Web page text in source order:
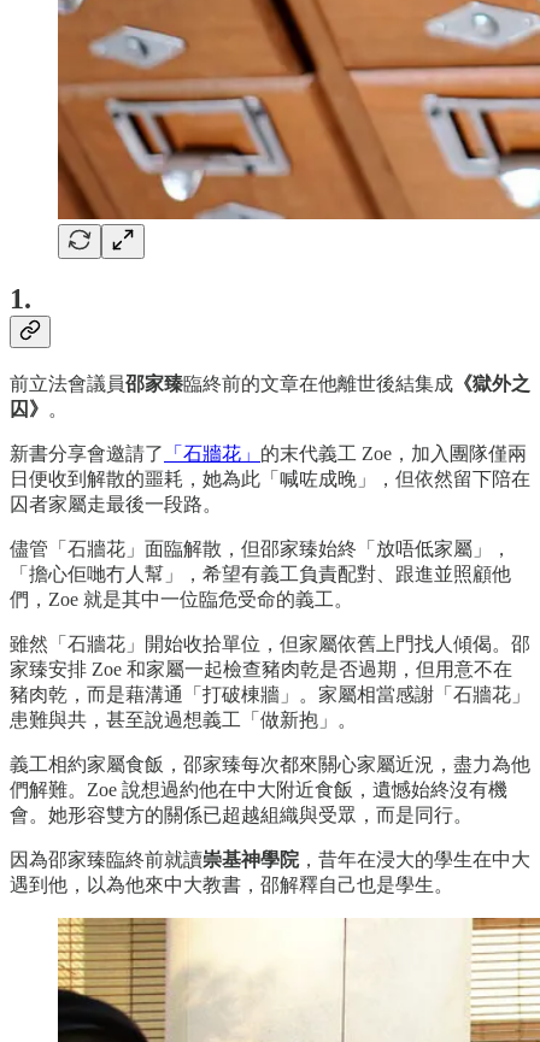
1.
前立法會議員邵家臻臨終前的文章在他離世後結集成 《獄外之
囚》 。
新書分享會邀請了 「石牆花」 的末代義工 Zoe，加入團隊僅兩
日便收到解散的噩耗，她為此「喊咗成晚」，但依然留下陪在
囚者家屬走最後一段路。
儘管「石牆花」面臨解散，但邵家臻始終「放唔低家屬」，
「擔心佢哋冇人幫」，希望有義工負責配對、跟進並照顧他
們，Zoe 就是其中一位臨危受命的義工。
雖然「石牆花」開始收拾單位，但家屬依舊上門找人傾偈。邵
家臻安排 Zoe 和家屬一起檢查豬肉乾是否過期，但用意不在
豬肉乾，而是藉溝通「打破棟牆」。家屬相當感謝「石牆花」
患難與共，甚至說過想義工「做新抱」。
義工相約家屬食飯，邵家臻每次都來關心家屬近況，盡力為他
們解難。Zoe 說想過約他在中大附近食飯，遺憾始終沒有機
會。她形容雙方的關係已超越組織與受眾，而是同行。
因為邵家臻臨終前就讀崇基神學院，昔年在浸大的學生在中大
遇到他，以為他來中大教書，邵解釋自己也是學生。